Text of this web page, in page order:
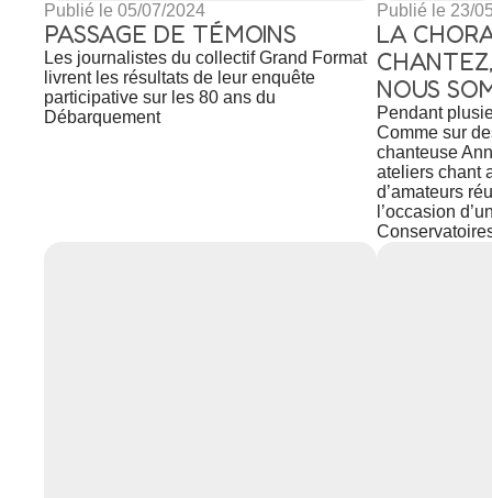
Publié le 05/07/2024
PASSAGE DE TÉMOINS
Les journalistes du collectif Grand Format
livrent les résultats de leur enquête
participative sur les 80 ans du
Débarquement
Publié le 23/
LA
NOUS
Pendant
Comme sur
chanteuse
ateliers chant
d’amateurs
l’occasion